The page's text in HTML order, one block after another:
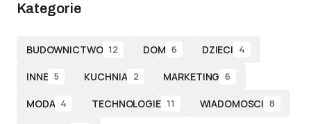
Kategorie
BUDOWNICTWO 12 DOM 6 DZIECI 4
INNE 5 KUCHNIA 2 MARKETING 6
MODA 4 TECHNOLOGIE 11 WIADOMOSCI 8